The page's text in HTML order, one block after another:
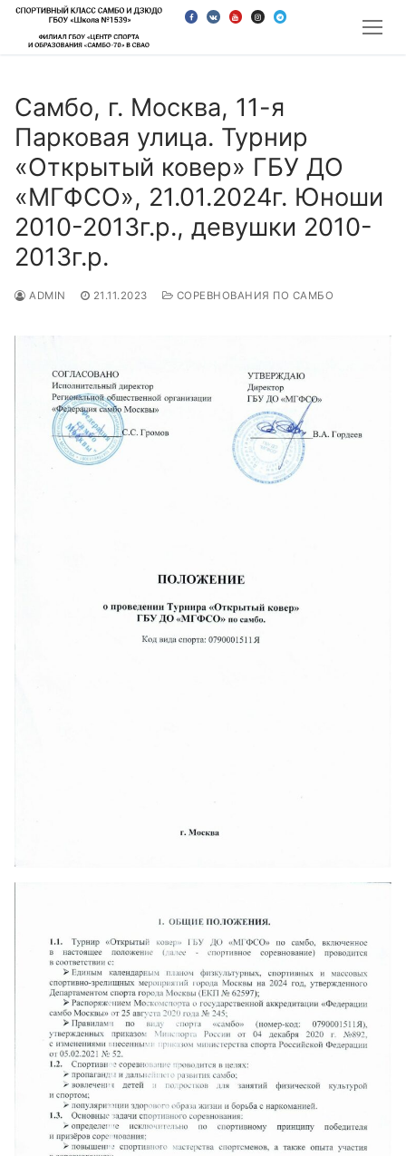
Перейти
Самбо, г. Москва, 11-я
Парковая улица. Турнир
«Открытый ковер» ГБУ ДО
«МГФСО», 21.01.2024г. Юноши
2010-2013г.р., девушки 2010-
2013г.р.
ADMIN 21.11.2023 СОРЕВНОВАНИЯ ПО САМБО